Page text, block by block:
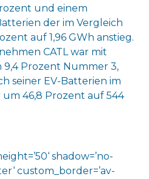
und einem
der im Vergleich
auf 1,96 GWh anstieg.
CATL war mit
Prozent Nummer 3,
seiner EV-Batterien im
46,8 Prozent auf 544
shadow=’no-
custom_border=’av-